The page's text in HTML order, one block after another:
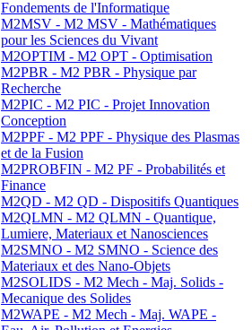
Fondements de l'Informatique
M2MSV - M2 MSV - Mathématiques
pour les Sciences du Vivant
M2OPTIM - M2 OPT - Optimisation
M2PBR - M2 PBR - Physique par
Recherche
M2PIC - M2 PIC - Projet Innovation
Conception
M2PPF - M2 PPF - Physique des Plasmas
et de la Fusion
M2PROBFIN - M2 PF - Probabilités et
Finance
M2QD - M2 QD - Dispositifs Quantiques
M2QLMN - M2 QLMN - Quantique,
Lumiere, Materiaux et Nanosciences
M2SMNO - M2 SMNO - Science des
Materiaux et des Nano-Objets
M2SOLIDS - M2 Mech - Maj. Solids -
Mecanique des Solides
M2WAPE - M2 Mech - Maj. WAPE -